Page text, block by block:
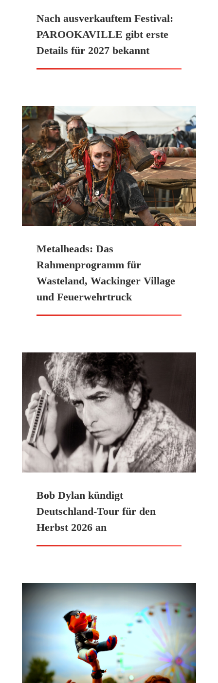
Nach ausverkauftem Festival:
PAROOKAVILLE gibt erste
Details für 2027 bekannt
Metalheads: Das
Rahmenprogramm für
Wasteland, Wackinger Village
und Feuerwehrtruck
Bob Dylan kündigt
Deutschland-Tour für den
Herbst 2026 an